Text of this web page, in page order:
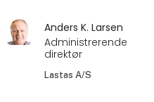
Anders K. Larsen
Administrerende
direktør
Lastas A/S